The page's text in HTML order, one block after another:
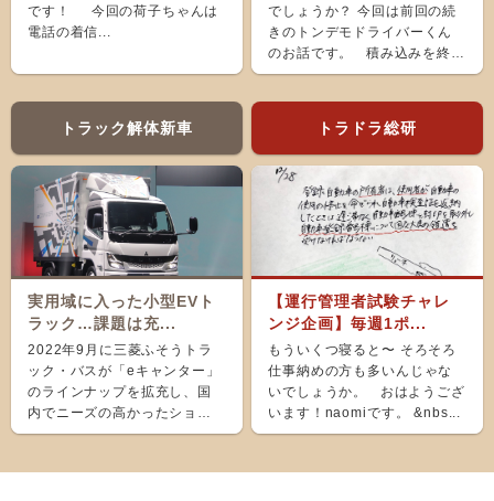
です！ 今回の荷子ちゃんは
電話の着信...
でしょうか？ 今回は前回の続
きのトンデモドライバーくん
のお話です。 積み込みを終
え、ホッと...
トラック解体新車
実用域に入った小型EVト
ラック…課題は充...
2022年9月に三菱ふそうトラ
ック・バスが「eキャンター」
のラインナップを拡充し、国
内でニーズの高かったショー
ト＆ナローボディ（G...
トラドラ総研
【運行管理者試験チャレ
ンジ企画】毎週1ポ...
もういくつ寝ると〜 そろそろ
仕事納めの方も多いんじゃな
いでしょうか。 おはようござ
います！naomiです。 &nbs...